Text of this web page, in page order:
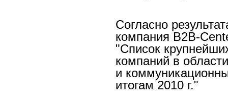
Согласно
компания B2B-
"Список
компаний в
и
итогам 2010 г."